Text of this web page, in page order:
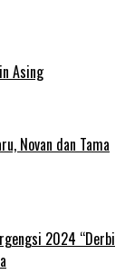
Asing
Novan dan Tama
2024 “Derbi